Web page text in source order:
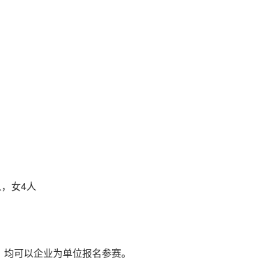
女4人
可以企业为单位报名参赛。